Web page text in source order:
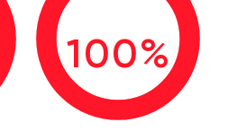
100%